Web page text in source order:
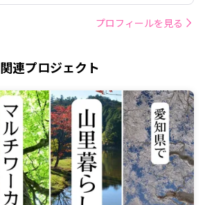
プロフィールを見る
関連プロジェクト